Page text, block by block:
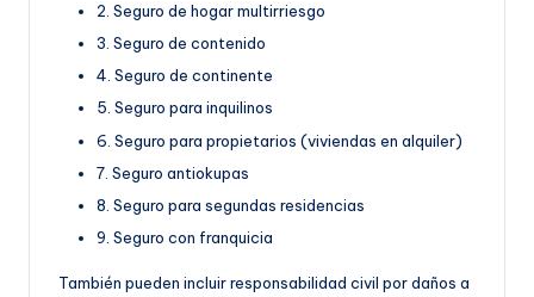
2. Seguro de hogar multirriesgo
3. Seguro de contenido
4. Seguro de continente
5. Seguro para inquilinos
6. Seguro para propietarios (viviendas en alquiler)
7. Seguro antiokupas
8. Seguro para segundas residencias
9. Seguro con franquicia
También pueden incluir responsabilidad civil por daños a